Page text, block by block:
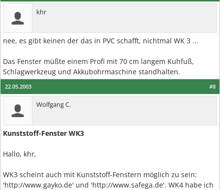
khr
nee, es gibt keinen der das in PVC schafft, nichtmal WK 3 ...
Das Fenster müßte einem Profi mit 70 cm langem Kuhfuß,
Schlagwerkzeug und Akkubohrmaschine standhalten.
#8
22.05.2003
Wolfgang C.
Kunststoff-Fenster WK3
Hallo, khr,
WK3 scheint auch mit Kunststoff-Fenstern möglich zu sein:
'http://www.gayko.de' und 'http://www.safega.de'. WK4 habe ich